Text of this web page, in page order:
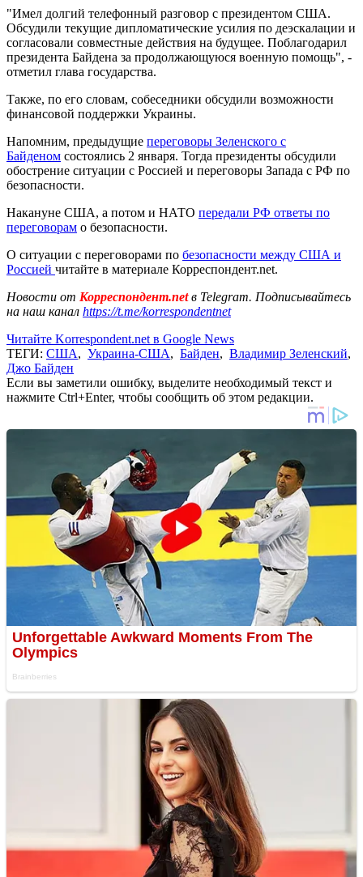
"Имел долгий телефонный разговор с президентом США.
Обсудили текущие дипломатические усилия по деэскалации и
согласовали совместные действия на будущее. Поблагодарил
президента Байдена за продолжающуюся военную помощь", -
отметил глава государства.
Также, по его словам, собеседники обсудили возможности
финансовой поддержки Украины.
Напомним, предыдущие переговоры Зеленского с
Байденом состоялись 2 января. Тогда президенты обсудили
обострение ситуации с Россией и переговоры Запада с РФ по
безопасности.
Накануне США, а потом и НАТО передали РФ ответы по
переговорам о безопасности.
О ситуации с переговорами по безопасности между США и
Россией читайте в материале Корреспондент.net.
Новости от Корреспондент.netв Telegram. Подписывайтесь
на наш канал https://t.me/korrespondentnet
Читайте Korrespondent.net в Google News
ТЕГИ: США, Украина-США, Байден, Владимир Зеленский,
Джо Байден
Если вы заметили ошибку, выделите необходимый текст и
нажмите Ctrl+Enter, чтобы сообщить об этом редакции.